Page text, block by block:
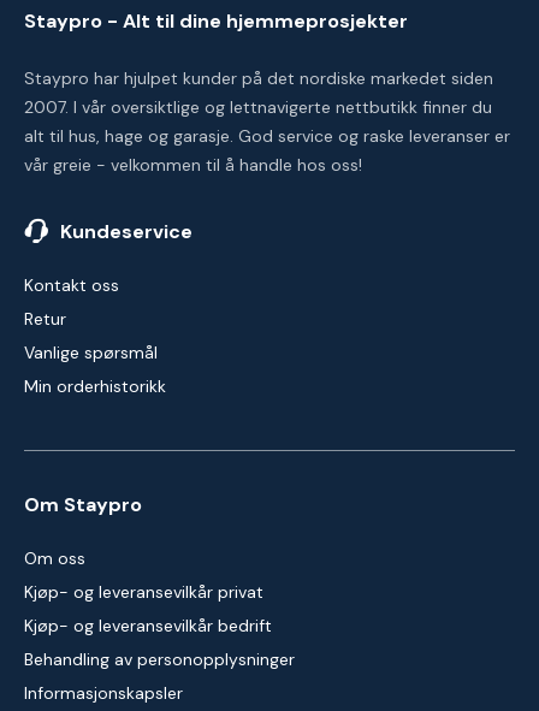
Staypro - Alt til dine hjemmeprosjekter
Staypro har hjulpet kunder på det nordiske markedet siden
2007. I vår oversiktlige og lettnavigerte nettbutikk finner du
alt til hus, hage og garasje. God service og raske leveranser er
vår greie - velkommen til å handle hos oss!
Kundeservice
Kontakt oss
Retur
Vanlige spørsmål
Min orderhistorikk
Om Staypro
Om oss
Kjøp- og leveransevilkår privat
Kjøp- og leveransevilkår bedrift
Behandling av personopplysninger
Informasjonskapsler